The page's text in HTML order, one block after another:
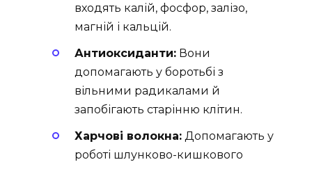
входять калій, фосфор, залізо,
магній і кальцій.
Антиоксиданти: Вони
допомагають у боротьбі з
вільними радикалами й
запобігають старінню клітин.
Харчові волокна: Допомагають у
роботі шлунково-кишкового